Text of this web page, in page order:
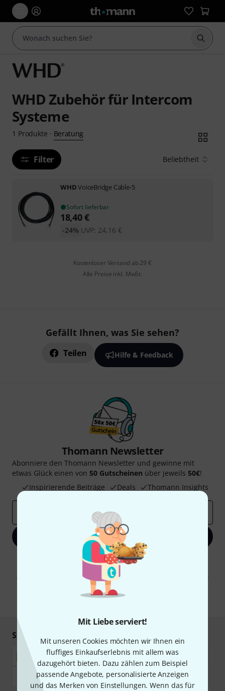
Mit Liebe serviert!
Mit unseren Cookies möchten wir Ihnen ein
fluffiges Einkaufserlebnis mit allem was
dazugehört bieten. Dazu zählen zum Beispiel
passende Angebote, personalisierte Anzeigen
und das Merken von Einstellungen. Wenn das für
Suche
WHD Zubehör für Intercom
Systeme
1 Produkte · Beratung
Filter Beliebtheit
WHDVoiceBridge Cable-5
Sofort lieferbar
18,40€
UVP: 24,16 €
-24%
Kostenloser Versand ab 29 €
Alle Preise inkl. MwSt.
Gefällt Ihnen, was Sie sehen?
Teilen Hilfe & Feedback
Thomann Newsletter
Abonniere den Thomann Newsletter und gewinne mit
etwas Glück einen von 50 Gutscheinen über jeweils 50€!
Inspirierende Beiträge
Deals Thomann Insights
Jetzt anmelden
Mit Klick auf „Jetzt anmelden“ stimmen Sie dem Erhalt von E-Mail-
Werbung und einer Messung des E-Mail-Nutzungsverhaltens zu. Die
Abmeldung ist jederzeit möglich. Weitere Informationen finden Sie in
unserenDatenschutzhinweisen
* Pflichtfeld
Sicher einkaufen & bezahlen